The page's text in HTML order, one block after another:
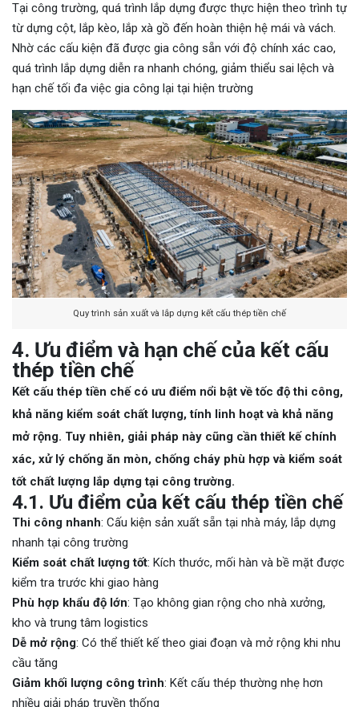
Tại công trường, quá trình lắp dựng được thực hiện theo trình tự
từ dựng cột, lắp kèo, lắp xà gồ đến hoàn thiện hệ mái và vách.
Nhờ các cấu kiện đã được gia công sẵn với độ chính xác cao,
quá trình lắp dựng diễn ra nhanh chóng, giảm thiểu sai lệch và
hạn chế tối đa việc gia công lại tại hiện trường
Quy trình sản xuất và lắp dựng kết cấu thép tiền chế
4. Ưu điểm và hạn chế của kết cấu
thép tiền chế
Kết cấu thép tiền chế có ưu điểm nổi bật về tốc độ thi công,
khả năng kiểm soát chất lượng, tính linh hoạt và khả năng
mở rộng. Tuy nhiên, giải pháp này cũng cần thiết kế chính
xác, xử lý chống ăn mòn, chống cháy phù hợp và kiểm soát
tốt chất lượng lắp dựng tại công trường.
4.1. Ưu điểm của kết cấu thép tiền chế
Thi công nhanh: Cấu kiện sản xuất sẵn tại nhà máy, lắp dựng
nhanh tại công trường
Kiểm soát chất lượng tốt: Kích thước, mối hàn và bề mặt được
kiểm tra trước khi giao hàng
Phù hợp khẩu độ lớn: Tạo không gian rộng cho nhà xưởng,
kho và trung tâm logistics
Dễ mở rộng: Có thể thiết kế theo giai đoạn và mở rộng khi nhu
cầu tăng
Giảm khối lượng công trình: Kết cấu thép thường nhẹ hơn
nhiều giải pháp truyền thống